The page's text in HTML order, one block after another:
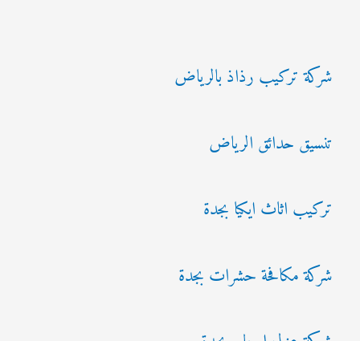
شركة تركيب رذاذ بالرياض
تنسيق حدائق الرياض
تركيب اثاث ايكيا بجدة
شركة مكافحة حشرات بجدة